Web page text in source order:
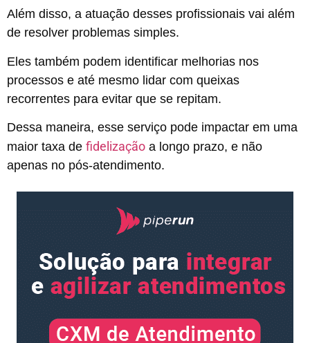
Além disso, a atuação desses profissionais vai além
de resolver problemas simples.
Eles também podem identificar melhorias nos
processos e até mesmo lidar com queixas
recorrentes para evitar que se repitam.
Dessa maneira, esse serviço pode impactar em uma
maior taxa de fidelização a longo prazo, e não
apenas no pós-atendimento.